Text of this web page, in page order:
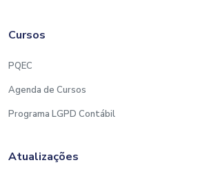
Cursos
PQEC
Agenda de Cursos
Programa LGPD Contábil
Atualizações